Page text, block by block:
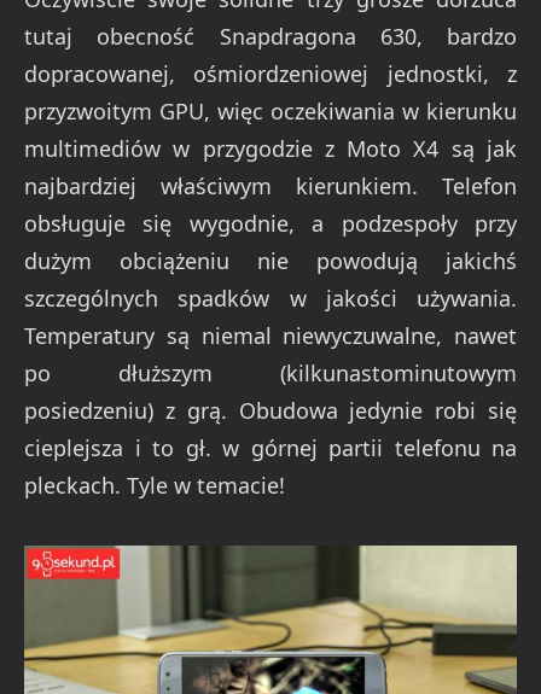
tutaj obecność Snapdragona 630, bardzo
dopracowanej, ośmiordzeniowej jednostki, z
przyzwoitym GPU, więc oczekiwania w kierunku
multimediów w przygodzie z Moto X4 są jak
najbardziej właściwym kierunkiem. Telefon
obsługuje się wygodnie, a podzespoły przy
dużym obciążeniu nie powodują jakichś
szczególnych spadków w jakości używania.
Temperatury są niemal niewyczuwalne, nawet
po dłuższym (kilkunastominutowym
posiedzeniu) z grą. Obudowa jedynie robi się
cieplejsza i to gł. w górnej partii telefonu na
pleckach. Tyle w temacie!